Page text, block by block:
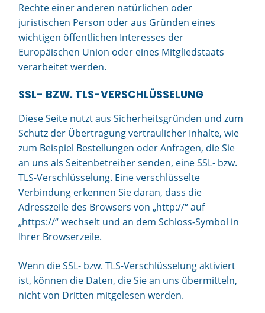
Rechte einer anderen natürlichen oder
juristischen Person oder aus Gründen eines
wichtigen öffentlichen Interesses der
Europäischen Union oder eines Mitgliedstaats
verarbeitet werden.
SSL- BZW. TLS-VERSCHLÜSSELUNG
Diese Seite nutzt aus Sicherheitsgründen und zum
Schutz der Übertragung vertraulicher Inhalte, wie
zum Beispiel Bestellungen oder Anfragen, die Sie
an uns als Seitenbetreiber senden, eine SSL- bzw.
TLS-Verschlüsselung. Eine verschlüsselte
Verbindung erkennen Sie daran, dass die
Adresszeile des Browsers von „http://“ auf
„https://“ wechselt und an dem Schloss-Symbol in
Ihrer Browserzeile.
Wenn die SSL- bzw. TLS-Verschlüsselung aktiviert
ist, können die Daten, die Sie an uns übermitteln,
nicht von Dritten mitgelesen werden.